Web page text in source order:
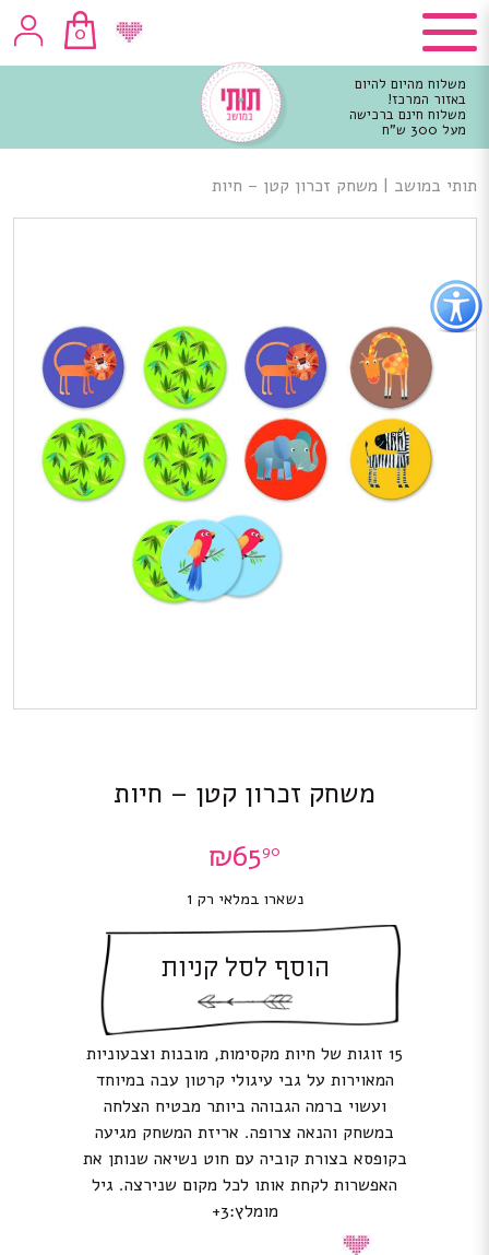
כפתור
לפתיחת
תפריט
נגישות
0
משלוח מהיום להיום
באזור המרכז!
משלוח חינם ברכישה
מעל 300 ש"ח
מרכזי
תותי במושב | משחק זכרון קטן – חיות
משחק זכרון קטן – חיות
₪6590
נשארו במלאי רק 1
הוסף לסל קניות
15 זוגות של חיות מקסימות, מובנות וצבעוניות
המאוירות על גבי עיגולי קרטון עבה במיוחד
ועשוי ברמה הגבוהה ביותר מבטיח הצלחה
במשחק והנאה צרופה. אריזת המשחק מגיעה
בקופסא בצורת קוביה עם חוט נשיאה שנותן את
האפשרות לקחת אותו לכל מקום שנירצה. גיל
מומלץ:3+